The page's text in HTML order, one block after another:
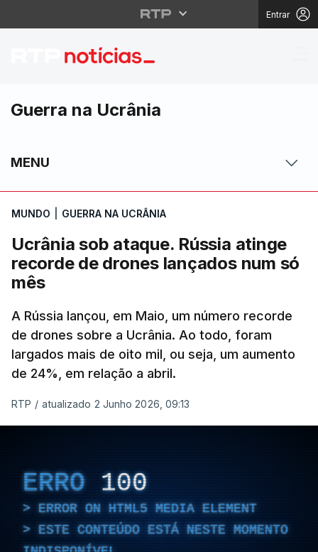
Entrar
Ucrânia sob ataque.
Guerra na Ucrânia
MENU
MUNDO GUERRA NA UCRÂNIA
Ucrânia sob ataque. Rússia atinge
recorde de drones lançados num só
mês
A Rússia lançou, em Maio, um número recorde
de drones sobre a Ucrânia. Ao todo, foram
largados mais de oito mil, ou seja, um aumento
de 24%, em relação a abril.
RTP / atualizado 2 Junho 2026, 09:13
ERRO 100
ERROR ON HTML5 MEDIA ELEMENT
ESTE CONTEÚDO ESTÁ NESTE MOMENTO